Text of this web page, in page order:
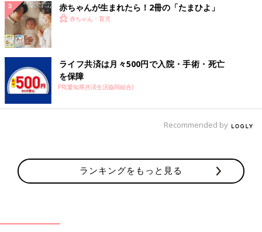
赤ちゃんが生まれたら！2冊の「たまひよ」
赤ちゃん・育児
ライフ共済は月々500円で入院・手術・死亡
を保障
PR(愛知県共済生活協同組合)
Recommended by
ランキングをもっと見る